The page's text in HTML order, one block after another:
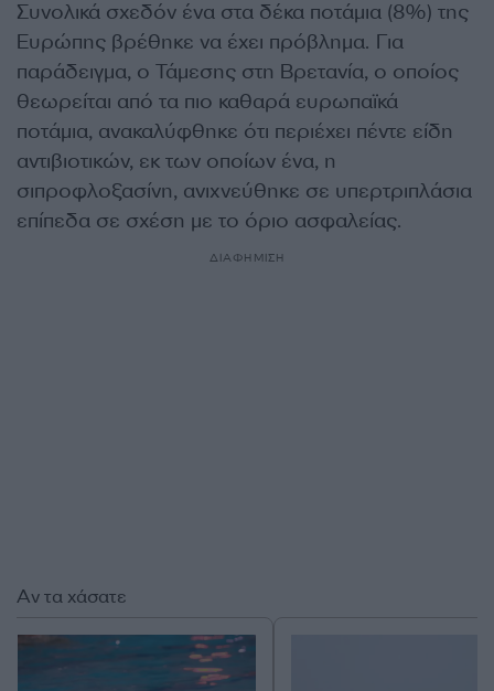
Συνολικά σχεδόν ένα στα δέκα ποτάμια (8%) της
Ευρώπης βρέθηκε να έχει πρόβλημα. Για
παράδειγμα, ο Τάμεσης στη Βρετανία, ο οποίος
θεωρείται από τα πιο καθαρά ευρωπαϊκά
ποτάμια, ανακαλύφθηκε ότι περιέχει πέντε είδη
αντιβιοτικών, εκ των οποίων ένα, η
σιπροφλοξασίνη, ανιχνεύθηκε σε υπερτριπλάσια
επίπεδα σε σχέση με το όριο ασφαλείας.
ΔΙΑΦΗΜΙΣΗ
Αν τα χάσατε